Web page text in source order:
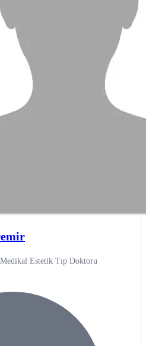
Medikal Estetik Tıp Doktoru